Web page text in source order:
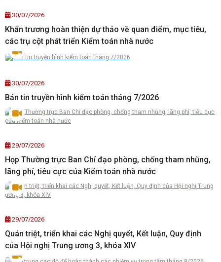
30/07/2026
Khẩn trương hoàn thiện dự thảo về quan điểm, mục tiêu,
các trụ cột phát triển Kiểm toán nhà nước
30/07/2026
Bản tin truyền hình kiểm toán tháng 7/2026
29/07/2026
Họp Thường trực Ban Chỉ đạo phòng, chống tham nhũng,
lãng phí, tiêu cực của Kiểm toán nhà nước
29/07/2026
Quán triệt, triển khai các Nghị quyết, Kết luận, Quy định
của Hội nghị Trung ương 3, khóa XIV